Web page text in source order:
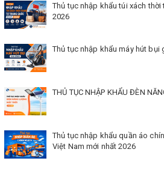
Thủ tục nhập khẩu túi xách
2026
Thủ tục nhập khẩu máy hút bụi
THỦ TỤC NHẬP KHẨU ĐÈN
Thủ tục nhập khẩu quần áo
Việt Nam mới nhất 2026